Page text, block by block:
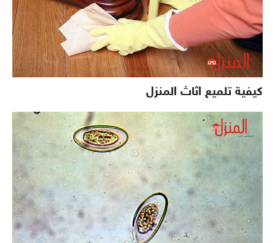
كيفية تلميع اثاث المنزل